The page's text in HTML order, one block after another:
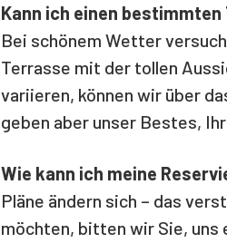
Kann ich einen
Bei schönem Wetter
Terrasse mit der tollen
variieren, können wir über
geben aber unser Bestes,
Wie kann ich meine
Pläne ändern sich – das
möchten, bitten wir Sie, uns